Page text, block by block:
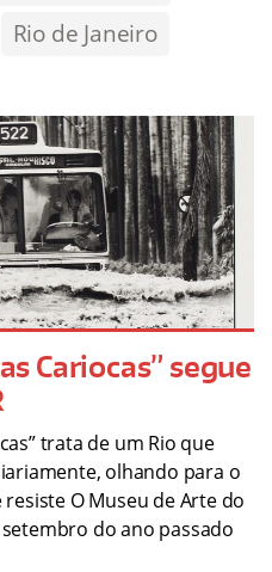
Rio de Janeiro
Cariocas” segue
trata de um Rio que
olhando para o
O Museu de Arte do
do ano passado